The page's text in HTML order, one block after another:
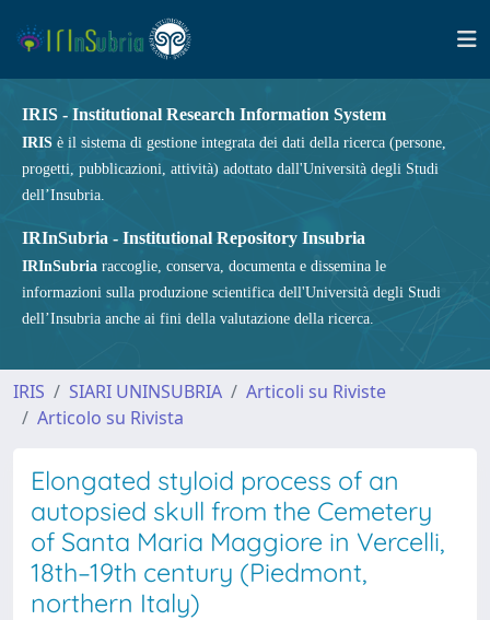
IRIS - Institutional Research Information System
IRIS è il sistema di gestione integrata dei dati della ricerca (persone,
progetti, pubblicazioni, attività) adottato dall'Università degli Studi
dell’Insubria.
IRInSubria - Institutional Repository Insubria
IRInSubria raccoglie, conserva, documenta e dissemina le
informazioni sulla produzione scientifica dell'Università degli Studi
dell’Insubria anche ai fini della valutazione della ricerca.
IRIS SIARI UNINSUBRIA
Articoli su Riviste
Articolo su Rivista
Elongated styloid process of an
autopsied skull from the Cemetery
of Santa Maria Maggiore in Vercelli,
18th–19th century (Piedmont,
northern Italy)